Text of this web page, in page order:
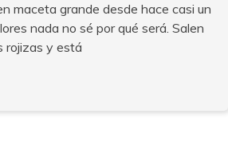
maceta grande desde hace casi un
nada no sé por qué será. Salen
rojizas y está